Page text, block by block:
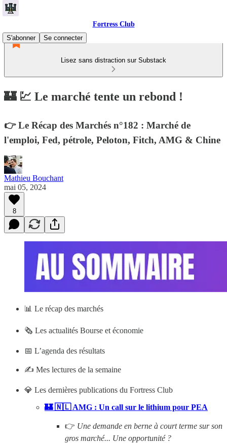
Fortress Club
S'abonner
Se connecter
Lisez sans distraction sur Substack
🏰 💹 Le marché tente un rebond !
👉 Le Récap des Marchés n°182 : Marché de
l'emploi, Fed, pétrole, Peloton, Fitch, AMG & Chine
Mathieu Bouchant
mai 05, 2024
8
📊 Le récap des marchés
🗞️ Les actualités Bourse et économie
📅 L’agenda des résultats
✍️ Mes lectures de la semaine
💎 Les dernières publications du Fortress Club
🏰 🇳🇱 AMG : Un call sur le lithium pour PEA
👉 Une demande en berne à court terme sur son
gros marché... Une opportunité ?